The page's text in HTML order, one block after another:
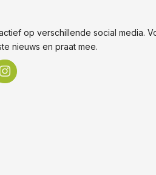
op verschillende social media.
nieuws en praat mee.